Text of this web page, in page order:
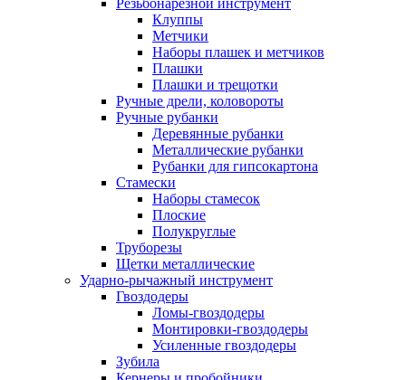
Резьбонарезной инструмент
Клуппы
Метчики
Наборы плашек и метчиков
Плашки
Плашки и трещотки
Ручные дрели, коловороты
Ручные рубанки
Деревянные рубанки
Металлические рубанки
Рубанки для гипсокартона
Стамески
Наборы стамесок
Плоские
Полукруглые
Труборезы
Щетки металлические
Ударно-рычажный инструмент
Гвоздодеры
Ломы-гвоздодеры
Монтировки-гвоздодеры
Усиленные гвоздодеры
Зубила